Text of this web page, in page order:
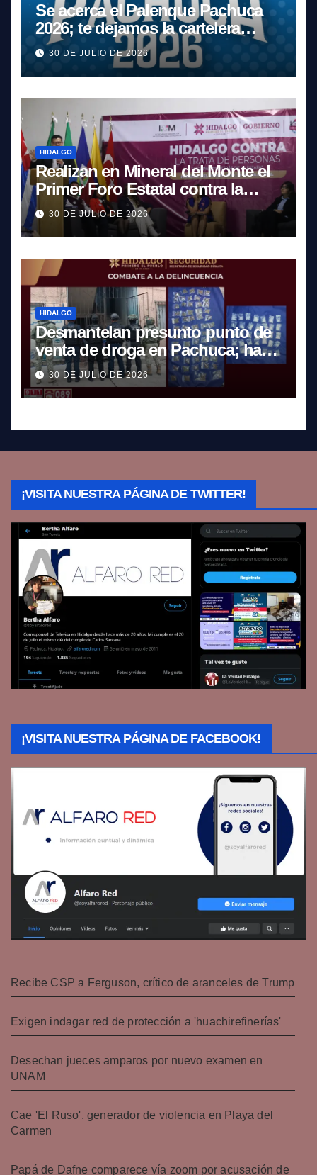
Se acerca el Palenque Pachuca
2026; te dejamos la cartelera
completa, las fechas y los precios
30 DE JULIO DE 2026
HIDALGO
Realizan en Mineral del Monte el
Primer Foro Estatal contra la
Trata de Personas
30 DE JULIO DE 2026
HIDALGO
Desmantelan presunto punto de
venta de droga en Pachuca; hay
dos detenidos
30 DE JULIO DE 2026
¡VISITA NUESTRA PÁGINA DE TWITTER!
¡VISITA NUESTRA PÁGINA DE FACEBOOK!
Recibe CSP a Ferguson, crítico de aranceles de Trump
Exigen indagar red de protección a 'huachirefinerías'
Desechan jueces amparos por nuevo examen en
UNAM
Cae 'El Ruso', generador de violencia en Playa del
Carmen
Papá de Dafne comparece vía zoom por acusación de